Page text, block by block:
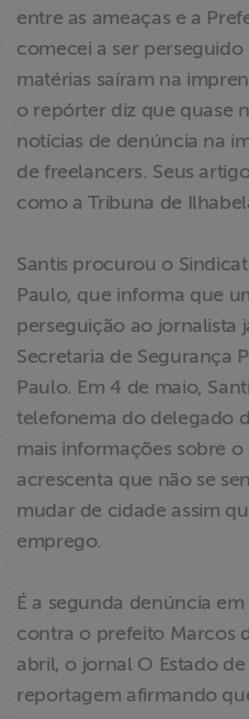
ABRAJI
>> Conteúdo
exclusivo para
associados
newsletter
Fale Conosco
entre as ameaças e a
comecei a ser
matérias saíram na
o repórter diz que quase
notícias de denúncia na
de freelancers. Seus
como a Tribuna de
Santis procurou o
Paulo, que informa que
perseguição ao jornalista
Secretaria de Segurança
Paulo. Em 4 de maio,
telefonema do delegado
mais informações sobre o
acrescenta que não se
mudar de cidade assim
emprego.
É a segunda denúncia
contra o prefeito Marcos
abril, o jornal O Estado
reportagem afirmando